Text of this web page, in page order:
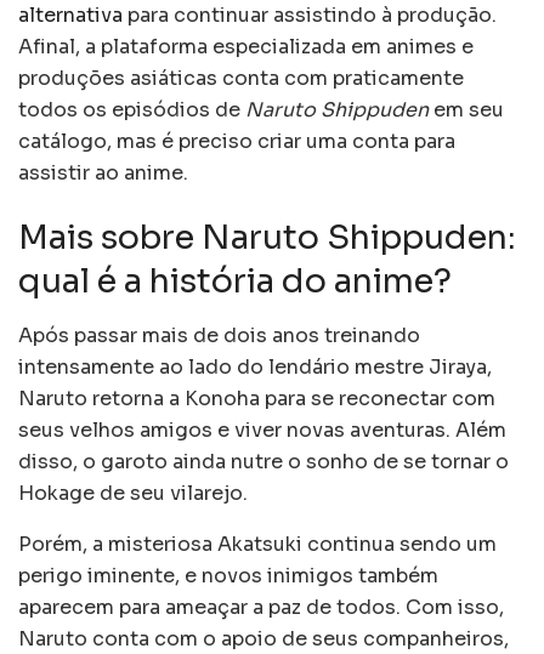
alternativa para continuar assistindo à produção.
Afinal, a plataforma especializada em animes e
produções asiáticas conta com praticamente
todos os episódios de Naruto Shippudenem seu
catálogo, mas é preciso criar uma conta para
assistir ao anime.
Mais sobre Naruto Shippuden:
qual é a história do anime?
Após passar mais de dois anos treinando
intensamente ao lado do lendário mestre Jiraya,
Naruto retorna a Konoha para se reconectar com
seus velhos amigos e viver novas aventuras. Além
disso, o garoto ainda nutre o sonho de se tornar o
Hokage de seu vilarejo.
Porém, a misteriosa Akatsuki continua sendo um
perigo iminente, e novos inimigos também
aparecem para ameaçar a paz de todos. Com isso,
Naruto conta com o apoio de seus companheiros,